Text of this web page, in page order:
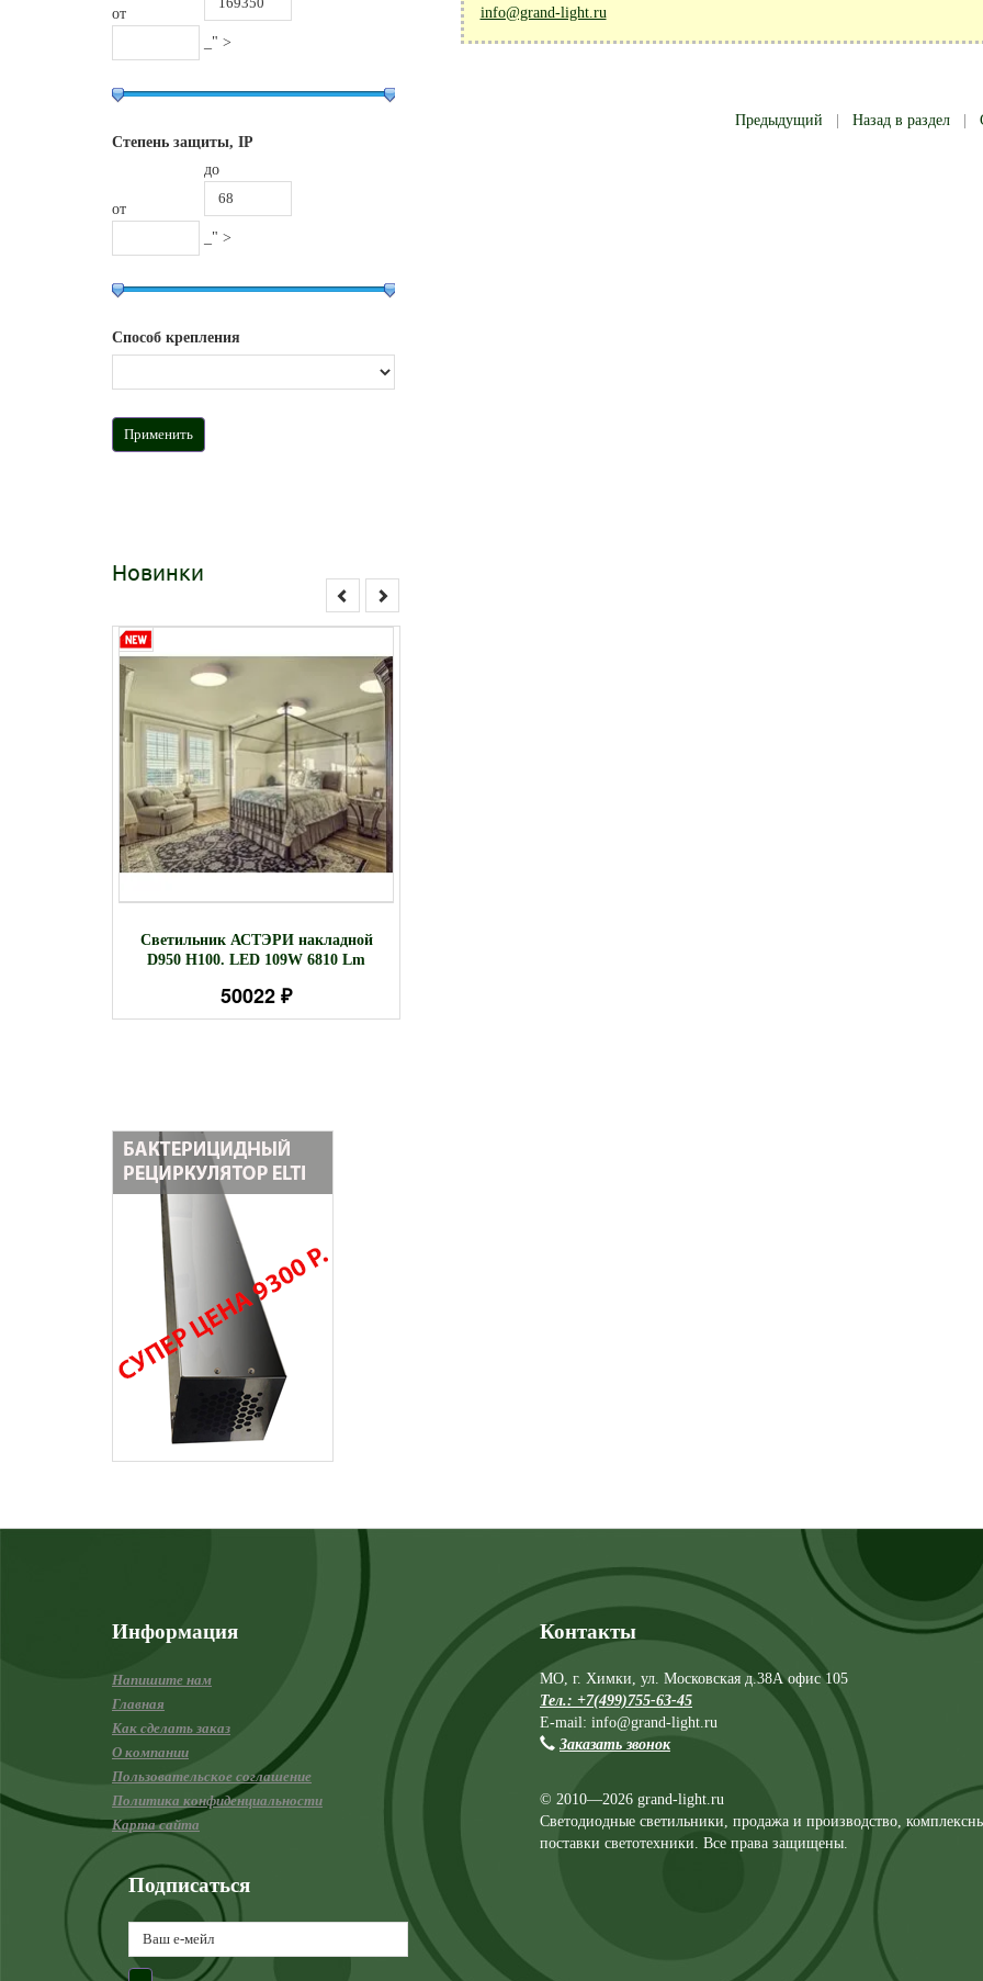
от
_" >
Степень защиты, IP
от
до
_" >
Способ крепления
Новинки
Светильник АСТЭРИ накладной
D950 H100. LED 109W 6810 Lm
50022 ₽
info@grand-light.ru
Предыдущий |Назад в раздел |
Информация
Напишите нам
Главная
Как сделать заказ
О компании
Пользовательское соглашение
Политика конфиденциальности
Карта сайта
Контакты
МО, г. Химки, ул. Московская д.38А офис 105
Тел.: +7(499)755-63-45
E-mail: info@grand-light.ru
Заказать звонок
© 2010—2026 grand-light.ru
Светодиодные светильники, продажа и производство,
поставки светотехники. Все права защищены.
Подписаться